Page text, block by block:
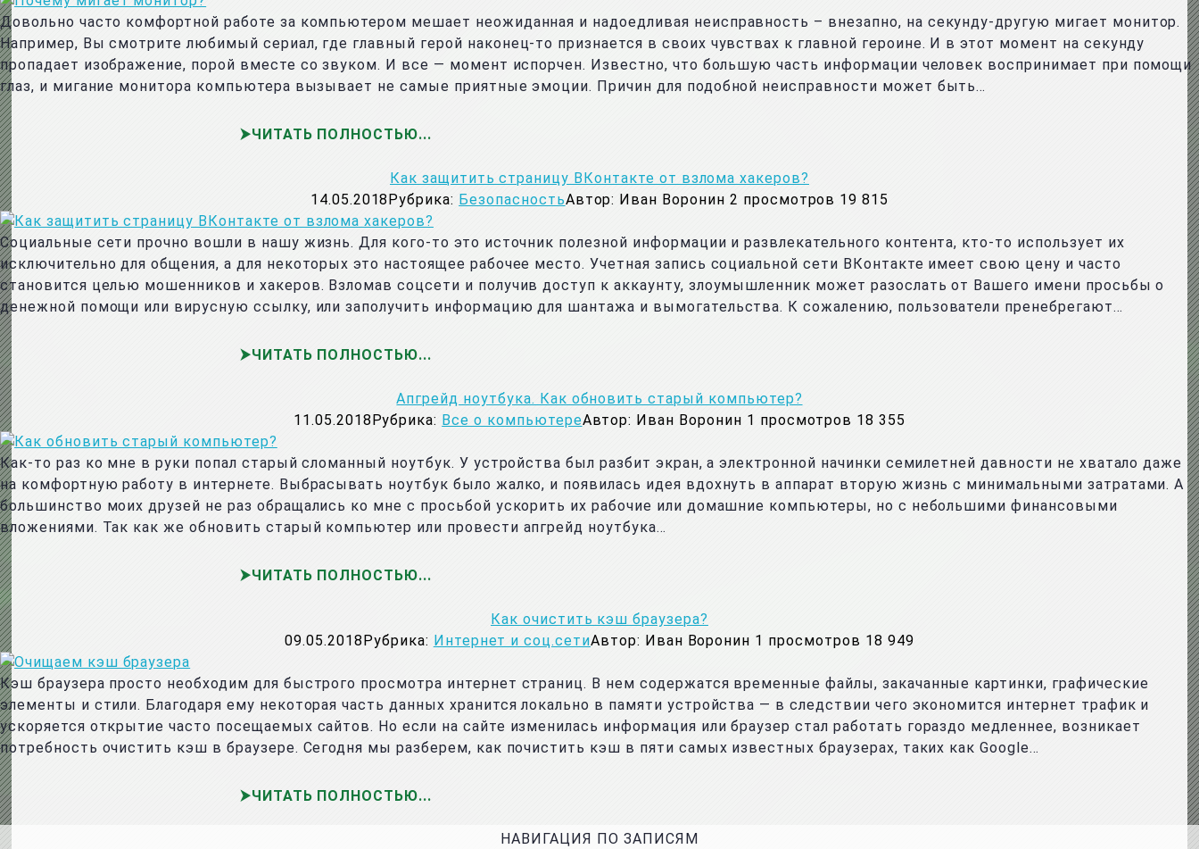
Довольно часто комфортной работе за компьютером мешает неожиданная и надоедливая неисправность – внезапно, на секунду-другую мигает монитор.
Например, Вы смотрите любимый сериал, где главный герой наконец-то признается в своих чувствах к главной героине. И в этот момент на секунду
пропадает изображение, порой вместе со звуком. И все — момент испорчен. Известно, что большую часть информации человек воспринимает при помощи
глаз, и мигание монитора компьютера вызывает не самые приятные эмоции. Причин для подобной неисправности может быть…
ЧИТАТЬ ПОЛНОСТЬЮ
Как защитить страницу ВКонтакте от взлома хакеров?
14.05.2018Рубрика: БезопасностьАвтор: Иван Воронин 2 просмотров 19 815
Социальные сети прочно вошли в нашу жизнь. Для кого-то это источник полезной информации и развлекательного контента, кто-то использует их
исключительно для общения, а для некоторых это настоящее рабочее место. Учетная запись социальной сети ВКонтакте имеет свою цену и часто
становится целью мошенников и хакеров. Взломав соцсети и получив доступ к аккаунту, злоумышленник может разослать от Вашего имени просьбы о
денежной помощи или вирусную ссылку, или заполучить информацию для шантажа и вымогательства. К сожалению, пользователи пренебрегают…
ЧИТАТЬ ПОЛНОСТЬЮ
Апгрейд ноутбука. Как обновить старый компьютер?
11.05.2018Рубрика: Все о компьютереАвтор: Иван Воронин 1 просмотров 18 355
Как-то раз ко мне в руки попал старый сломанный ноутбук. У устройства был разбит экран, а электронной начинки семилетней давности не хватало даже
на комфортную работу в интернете. Выбрасывать ноутбук было жалко, и появилась идея вдохнуть в аппарат вторую жизнь с минимальными затратами. А
большинство моих друзей не раз обращались ко мне с просьбой ускорить их рабочие или домашние компьютеры, но с небольшими финансовыми
вложениями. Так как же обновить старый компьютер или провести апгрейд ноутбука…
ЧИТАТЬ ПОЛНОСТЬЮ
Как очистить кэш браузера?
09.05.2018Рубрика: Интернет и соц.сетиАвтор: Иван Воронин 1 просмотров 18 949
Кэш браузера просто необходим для быстрого просмотра интернет страниц. В нем содержатся временные файлы, закачанные картинки, графические
элементы и стили. Благодаря ему некоторая часть данных хранится локально в памяти устройства — в следствии чего экономится интернет трафик и
ускоряется открытие часто посещаемых сайтов. Но если на сайте изменилась информация или браузер стал работать гораздо медленнее, возникает
потребность очистить кэш в браузере. Сегодня мы разберем, как почистить кэш в пяти самых известных браузерах, таких как Google…
ЧИТАТЬ ПОЛНОСТЬЮ
НАВИГАЦИЯ ПО ЗАПИСЯМ